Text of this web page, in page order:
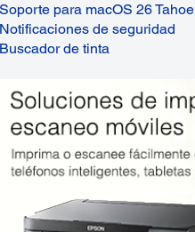
Soporte para macOS 26 Tahoe
Notificaciones de seguridad
Buscador de tinta